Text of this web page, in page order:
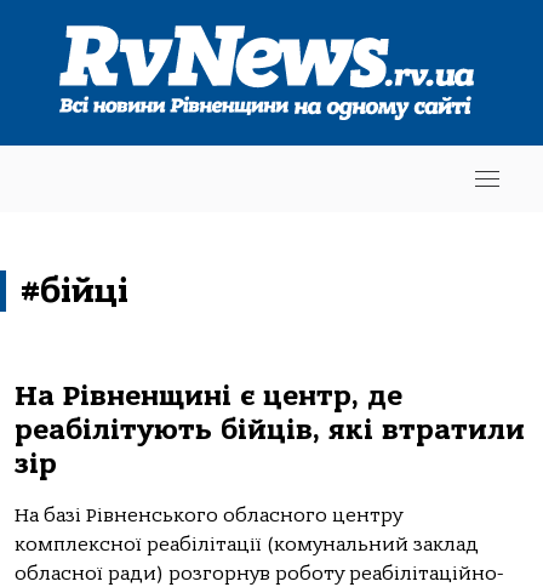
#бійці
На Рівненщині є центр, де
реабілітують бійців, які втратили
зір
На базі Рівненського обласного центру
комплексної реабілітації (комунальний заклад
обласної ради) розгорнув роботу реабілітаційно-